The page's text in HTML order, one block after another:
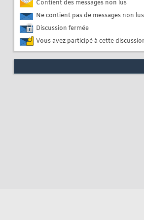
Contient des messages non lus
Ne contient pas de messages non
Discussion fermée
Vous avez participé à cette